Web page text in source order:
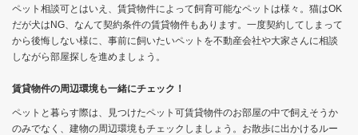
ペット相談可とはいえ、賃貸物件によって飼育可能なペットは様々。猫はOK
だが犬はNG、なんて契約条件の賃貸物件もあります。一度契約してしまって
から後悔しない様に、事前に飼いたいペットを不動産会社や大家さんに相談
しながら部屋探しを進めましょう。
賃貸物件の周辺環境も一緒にチェック！
ペットと暮らす際は、見つけたペット可賃貸物件のお部屋の中で飼えそうか
のみでなく、建物の周辺環境もチェックしましょう。お散歩に出かけるルー